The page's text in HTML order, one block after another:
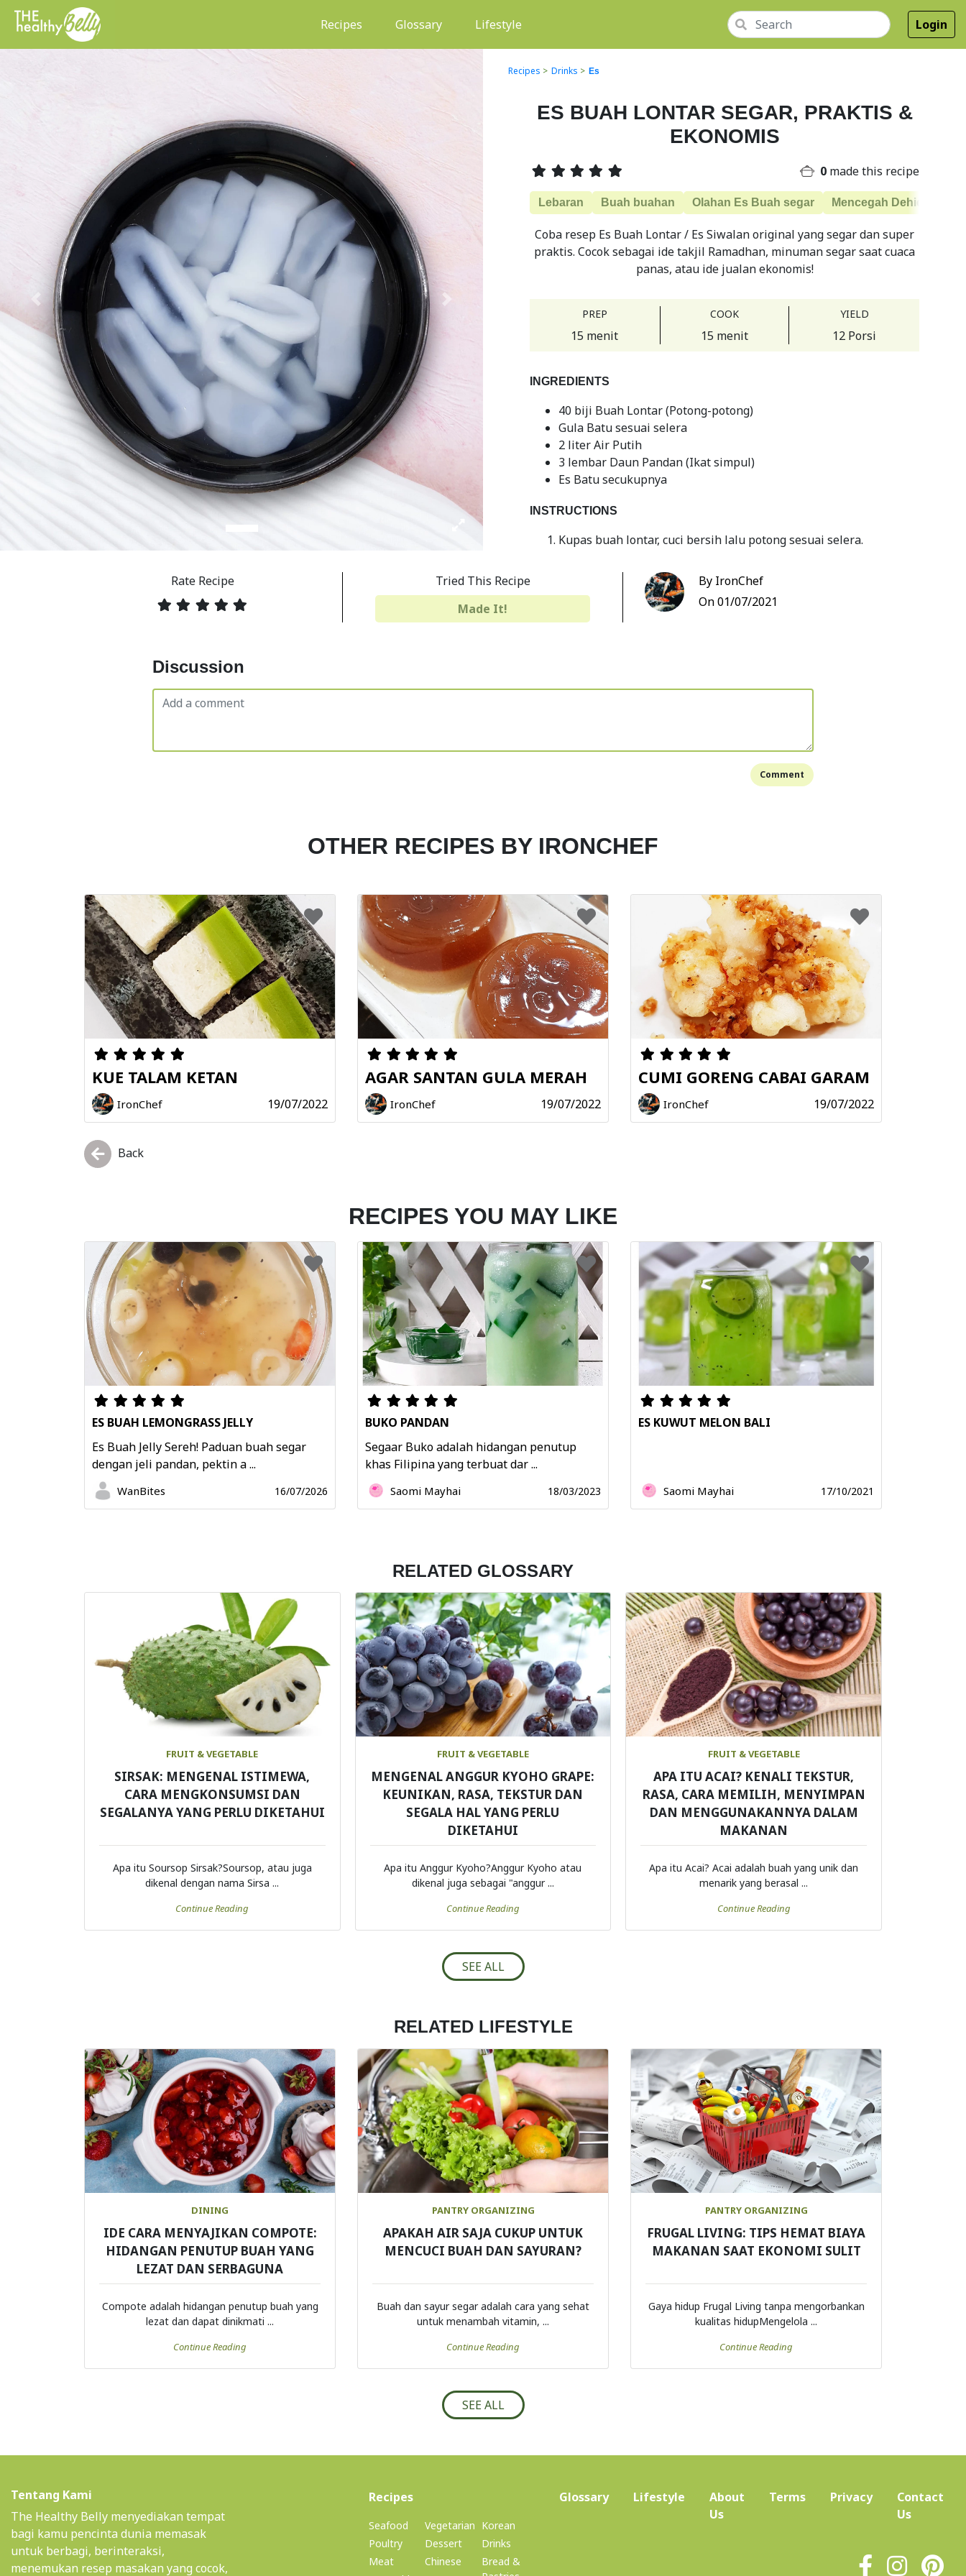
Recipes (current)Glossary Lifestyle Login
Previous Next
Recipes > Drinks > Es
ES BUAH LONTAR SEGAR, PRAKTIS &
EKONOMIS
0 made this recipe
Lebaran Buah buahan Olahan Es Buah segar Mencegah Dehidrasi
Coba resep Es Buah Lontar / Es Siwalan original yang segar dan super
praktis. Cocok sebagai ide takjil Ramadhan, minuman segar saat cuaca
panas, atau ide jualan ekonomis!
PREP
15 menit
COOK
15 menit
YIELD
12 Porsi
INGREDIENTS
40 biji Buah Lontar (Potong-potong)
Gula Batu sesuai selera
2 liter Air Putih
3 lembar Daun Pandan (Ikat simpul)
Es Batu secukupnya
INSTRUCTIONS
Kupas buah lontar, cuci bersih lalu potong sesuai selera.
dan daun pandan yang sudah diikat simpul. Masak hingga
mendidih. Setelah gula sudah meleleh, aduk hingga rata. Setelah
matang, sisihkan hingga adem.
Share Print Bookmark
Rate Recipe
Tried This Recipe
Made It!
By IronChef
On 01/07/2021
Discussion
Comment
OTHER RECIPES BY IRONCHEF
KUE TALAM KETAN
IronChef 19/07/2022
AGAR SANTAN GULA MERAH
IronChef 19/07/2022
CUMI GORENG CABAI GARAM
IronChef 19/07/2022
Back
RECIPES YOU MAY LIKE
ES BUAH LEMONGRASS JELLY
Es Buah Jelly Sereh! Paduan buah segar
dengan jeli pandan, pektin a ...
WanBites 16/07/2026
BUKO PANDAN
Segaar Buko adalah hidangan penutup
khas Filipina yang terbuat dar ...
Saomi Mayhai 18/03/2023
ES KUWUT MELON BALI
Saomi Mayhai 17/10/2021
RELATED GLOSSARY
FRUIT & VEGETABLE
SIRSAK: MENGENAL ISTIMEWA,
CARA MENGKONSUMSI DAN
SEGALANYA YANG PERLU DIKETAHUI
Apa itu Soursop Sirsak?Soursop, atau juga
dikenal dengan nama Sirsa ...
Continue Reading
FRUIT & VEGETABLE
MENGENAL ANGGUR KYOHO GRAPE:
KEUNIKAN, RASA, TEKSTUR DAN
SEGALA HAL YANG PERLU
DIKETAHUI
Apa itu Anggur Kyoho?Anggur Kyoho atau
dikenal juga sebagai "anggur ...
Continue Reading
FRUIT & VEGETABLE
APA ITU ACAI? KENALI TEKSTUR,
RASA, CARA MEMILIH, MENYIMPAN
DAN MENGGUNAKANNYA DALAM
MAKANAN
Apa itu Acai? Acai adalah buah yang unik dan
menarik yang berasal ...
Continue Reading
SEE ALL
RELATED LIFESTYLE
DINING
IDE CARA MENYAJIKAN COMPOTE:
HIDANGAN PENUTUP BUAH YANG
LEZAT DAN SERBAGUNA
Compote adalah hidangan penutup buah yang
lezat dan dapat dinikmati ...
Continue Reading
PANTRY ORGANIZING
APAKAH AIR SAJA CUKUP UNTUK
MENCUCI BUAH DAN SAYURAN?
Buah dan sayur segar adalah cara yang sehat
untuk menambah vitamin, ...
Continue Reading
PANTRY ORGANIZING
FRUGAL LIVING: TIPS HEMAT BIAYA
MAKANAN SAAT EKONOMI SULIT
Gaya hidup Frugal Living tanpa mengorbankan
kualitas hidupMengelola ...
Continue Reading
SEE ALL
Tentang Kami
The Healthy Belly menyediakan tempat
bagi kamu pencinta dunia memasak
untuk berbagi, berinteraksi,
menemukan resep masakan yang cocok,
Recipes(current)
Seafood
Poultry
Meat
Vegetarian
Dessert
Chinese
Korean
Drinks
Bread &
Glossary Lifestyle
About
Us(current)
Terms Privacy
Contact
Us